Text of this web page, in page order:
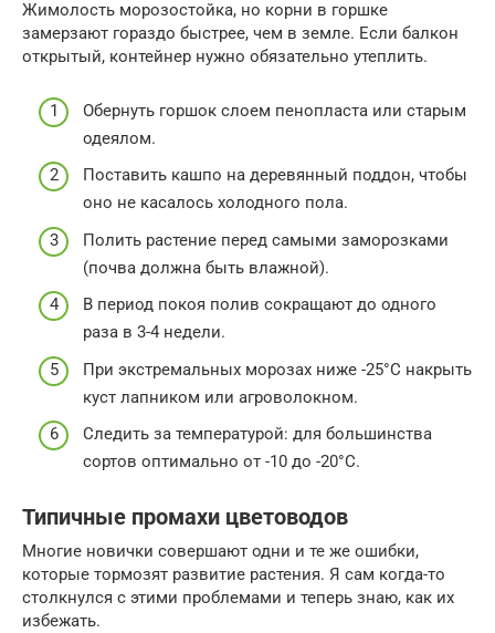
Жимолость морозостойка, но корни в горшке
замерзают гораздо быстрее, чем в земле. Если балкон
открытый, контейнер нужно обязательно утеплить.
Обернуть горшок слоем пенопласта или старым
одеялом.
Поставить кашпо на деревянный поддон, чтобы
оно не касалось холодного пола.
Полить растение перед самыми заморозками
(почва должна быть влажной).
В период покоя полив сокращают до одного
раза в 3-4 недели.
При экстремальных морозах ниже -25°C накрыть
куст лапником или агроволокном.
Следить за температурой: для большинства
сортов оптимально от -10 до -20°C.
Типичные промахи цветоводов
Многие новички совершают одни и те же ошибки,
которые тормозят развитие растения. Я сам когда-то
столкнулся с этими проблемами и теперь знаю, как их
избежать.